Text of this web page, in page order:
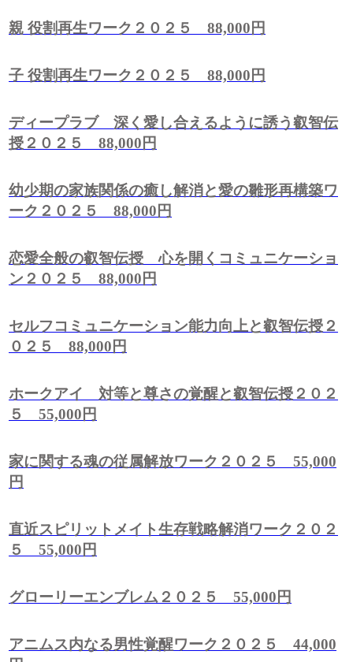
親 役割再生ワーク２０２５ 88,000円
子 役割再生ワーク２０２５ 88,000円
ディープラブ 深く愛し合えるように誘う叡智伝
授２０２５ 88,000円
幼少期の家族関係の癒し解消と愛の雛形再構築ワ
ーク２０２５ 88,000円
恋愛全般の叡智伝授 心を開くコミュニケーショ
ン２０２５ 88,000円
セルフコミュニケーション能力向上と叡智伝授２
０２５ 88,000円
ホークアイ 対等と尊さの覚醒と叡智伝授２０２
５ 55,000円
家に関する魂の従属解放ワーク２０２５ 55,000
円
直近スピリットメイト生存戦略解消ワーク２０２
５ 55,000円
グローリーエンブレム２０２５ 55,000円
アニムス内なる男性覚醒ワーク２０２５ 44,000